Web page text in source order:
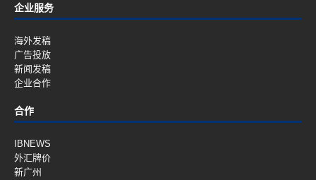
企业服务
海外发稿
广告投放
新闻发稿
企业合作
合作
IBNEWS
外汇牌价
新广州